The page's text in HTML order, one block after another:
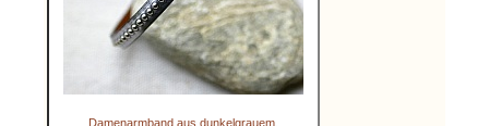
Damenarmband aus dunkelgrauem,